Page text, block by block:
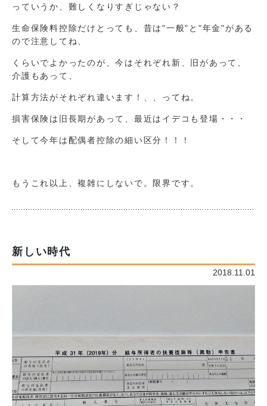
っていうか、難しくなりすぎじゃない？
生命保険料控除だけとっても、昔は"一般"と"年金"がある
ので注意してね、
くらいでよかったのが、今はそれぞれ新、旧があって、
介護もあって、
計算方法がそれぞれ違います！、、ってね。
損害保険は旧長期があって、最近はイデコも登場・・・
そして今年は配偶者控除の細い区分！！！
もうこれ以上、複雑にしないで。限界です。
新しい時代
2018.11.01